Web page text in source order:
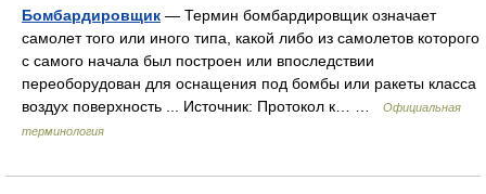
Бомбардировщик — Термин бомбардировщик означает
самолет того или иного типа, какой либо из самолетов которого
с самого начала был построен или впоследствии
переоборудован для оснащения под бомбы или ракеты класса
воздух поверхность ... Источник: Протокол к… …
Официальная
терминология